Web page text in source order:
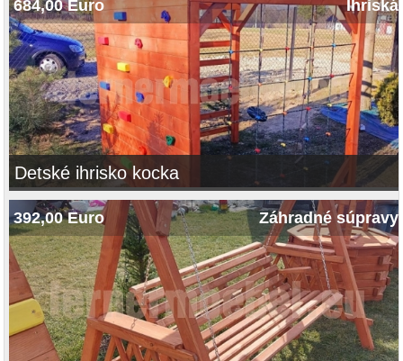
684,00 Euro Ihriská
Detské ihrisko kocka
392,00 Euro Záhradné súpravy